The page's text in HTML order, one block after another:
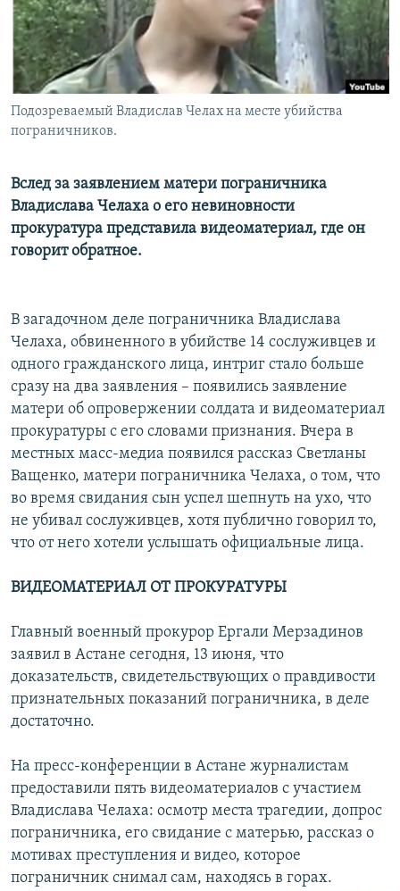
Подозреваемый Владислав Челах на месте убийства
пограничников.
Вслед за заявлением матери пограничника
Владислава Челаха о его невиновности
прокуратура представила видеоматериал, где он
говорит обратное.
В загадочном деле пограничника Владислава
Челаха, обвиненного в убийстве 14 сослуживцев и
одного гражданского лица, интриг стало больше
сразу на два заявления – появились заявление
матери об опровержении солдата и видеоматериал
прокуратуры с его словами признания. Вчера в
местных масс-медиа появился рассказ Светланы
Ващенко, матери пограничника Челаха, о том, что
во время свидания сын успел шепнуть на ухо, что
не убивал сослуживцев, хотя публично говорил то,
что от него хотели услышать официальные лица.
ВИДЕОМАТЕРИАЛ ОТ ПРОКУРАТУРЫ
Главный военный прокурор Ергали Мерзадинов
заявил в Астане сегодня, 13 июня, что
доказательств, свидетельствующих о правдивости
признательных показаний пограничника, в деле
достаточно.
На пресс-конференции в Астане журналистам
предоставили пять видеоматериалов с участием
Владислава Челаха: осмотр места трагедии, допрос
пограничника, его свидание с матерью, рассказ о
мотивах преступления и видео, которое
пограничник снимал сам, находясь в горах.